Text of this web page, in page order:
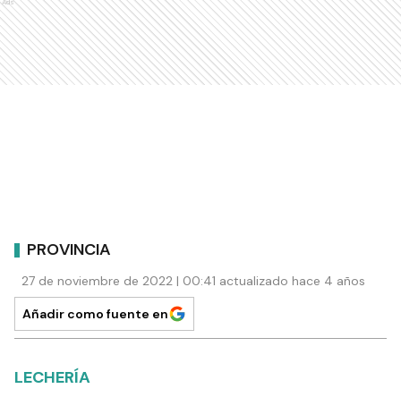
Ads
PROVINCIA
27 de noviembre de 2022 | 00:41 actualizado hace 4 años
Añadir como fuente en
LECHERÍA